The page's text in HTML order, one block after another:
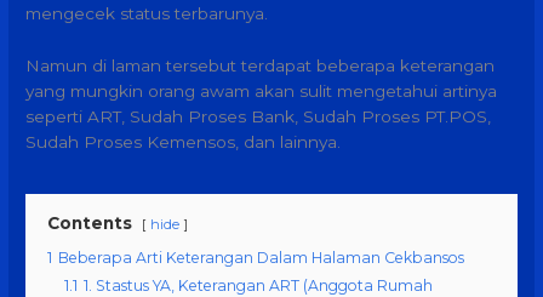
mengecek status terbarunya.
Namun di laman tersebut terdapat beberapa keterangan
yang mungkin orang awam akan sulit mengetahui artinya
seperti ART, Sudah Proses Bank, Sudah Proses PT.POS,
Sudah Proses Kemensos, dan lainnya.
Contents hide
1 Beberapa Arti Keterangan Dalam Halaman Cekbansos
1.1 1. Stastus YA, Keterangan ART (Anggota Rumah